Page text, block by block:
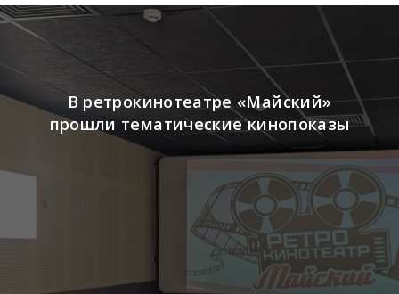
В ретрокинотеатре «Майский»
прошли тематические кинопоказы